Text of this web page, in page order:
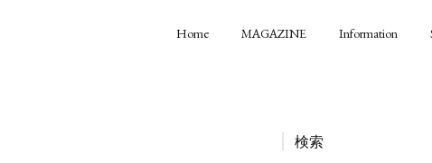
Home MAGAZINE Information
検索